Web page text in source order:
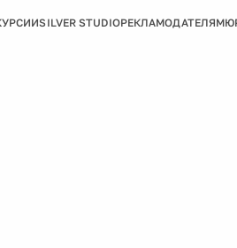
SILVER STUDIOРЕКЛАМОДАТЕЛЯМ